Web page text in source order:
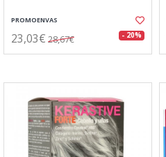
PROMOENVAS
23,03€ 28,67€ - 20%